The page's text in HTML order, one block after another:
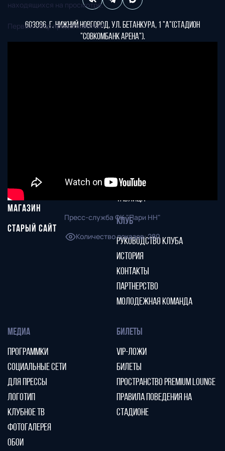
находящихся на просмотре.
Первый сбор продолжается!
Пресс-служба ФК "Пари НН"
Количество показов:280
603086, г. Нижний Новгород, ул. Бетанкура, 1 "А"(стадион
"СОВКОМБАНК АРЕНА").
СТАДИОН
МАГАЗИН
СТАРЫЙ САЙТ
СТАТИСТИКА
ТАБЛИЦА
КЛУБ
РУКОВОДСТВО КЛУБА
ИСТОРИЯ
КОНТАКТЫ
ПАРТНЕРСТВО
МОЛОДЕЖНАЯ КОМАНДА
МЕДИА
ПРОГРАММКИ
СОЦИАЛЬНЫЕ СЕТИ
ДЛЯ ПРЕССЫ
ЛОГОТИП
КЛУБНОЕ ТВ
ФОТОГАЛЕРЕЯ
ОБОИ
БИЛЕТЫ
VIP-ЛОЖИ
БИЛЕТЫ
ПРОСТРАНСТВО PREMIUM LOUNGE
ПРАВИЛА ПОВЕДЕНИЯ НА
СТАДИОНЕ